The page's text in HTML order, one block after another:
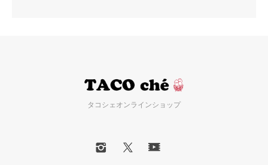
タコシェオンラインショップ